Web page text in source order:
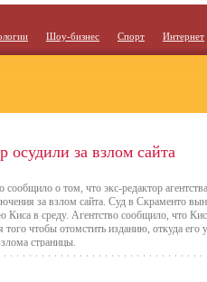
Шоу-бизнес Спорт Интернет
за взлом сайта
сообщило о том, что экс-редактор
за взлом сайта. Суд в Скраменто
Киса в среду. Агентство сообщило, что
того чтобы отомстить изданию, откуда его
страницы.